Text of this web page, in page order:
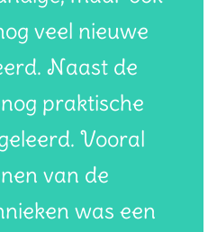
veel nieuwe
Naast de
praktische
Vooral
van de
was een